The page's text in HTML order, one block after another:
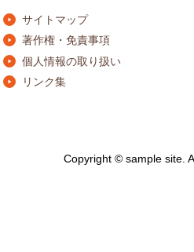
サイトマップ
著作権・免責事項
個人情報の取り扱い
リンク集
Copyright © sample site.